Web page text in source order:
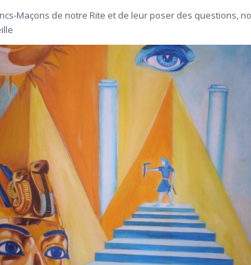
Maçons de notre Rite et de leur poser des questions,